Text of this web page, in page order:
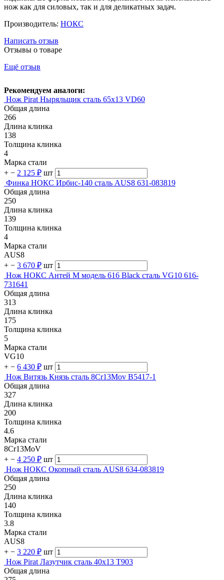
нож как для силовых, так и для деликатных задач.
Производитель: НОКС
Написать отзыв
Отзывы о товаре
Ещё отзыв
Рекомендуем аналоги:
Нож Pirat Ныряльщик сталь 65х13 VD60
Общая длина
266
Длина клинка
138
Толщина клинка
4
Марка стали
+ − 2 125 ₽ шт
Финка НОКС Ирбис-140 сталь AUS8 631-083819
Общая длина
250
Длина клинка
139
Толщина клинка
4
Марка стали
AUS8
+ − 3 670 ₽ шт
Нож НОКС Антей М модель 616 Black сталь VG10 616-
731641
Общая длина
313
Длина клинка
175
Толщина клинка
5
Марка стали
VG10
+ − 6 430 ₽ шт
Нож Витязь Князь сталь 8Сr13Mov B5417-1
Общая длина
327
Длина клинка
200
Толщина клинка
4.6
Марка стали
8Cr13MoV
+ − 4 250 ₽ шт
Нож НОКС Окопный сталь AUS8 634-083819
Общая длина
250
Длина клинка
140
Толщина клинка
3.8
Марка стали
AUS8
+ − 3 220 ₽ шт
Нож Pirat Лазутчик сталь 40х13 T903
Общая длина